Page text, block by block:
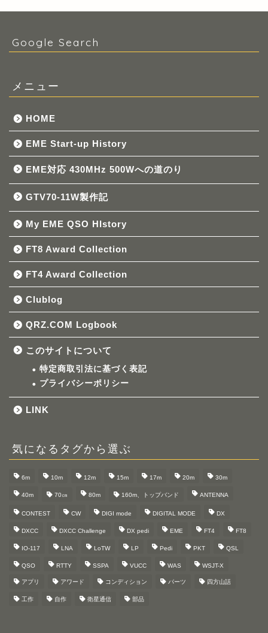
Google Search
メニュー
HOME
EME Start-up History
EME対応 430MHz 500Wへの道のり
GTV70-11W製作記
My EME QSO HIstory
FT8 Award Collection
FT4 Award Collection
Clublog
QRZ.COM Logbook
このサイトについて
特定商取引法に基づく表記
プライバシーポリシー
LINK
気になるタグから選ぶ
6m 10m 12m 15m 17m 20m 30m
40m 70㎝ 80m 160m、トップバンド ANTENNA
CONTEST CW DIGI mode DIGITAL MODE DX
DXCC DXCC Challenge DX pedi EME FT4 FT8
IO-117 LNA LoTW LP Pedi PKT QSL
QSO RTTY SSPA VUCC WAS WSJT-X
アプリ アワード コンディション パーツ 四方山話
工作 自作 衛星通信 部品